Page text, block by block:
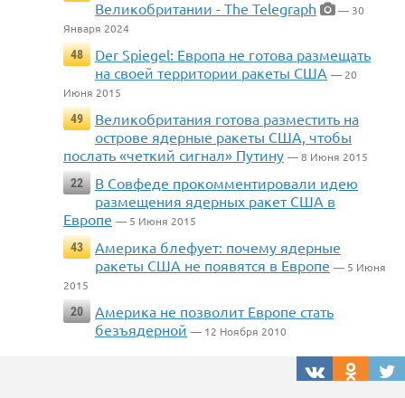
Великобритании - The Telegraph
— 30
Января 2024
48
Der Spiegel: Европа не готова размещать
на своей территории ракеты США — 20
Июня 2015
49
Великобритания готова разместить на
острове ядерные ракеты США, чтобы
послать «четкий сигнал» Путину — 8 Июня 2015
22
В Совфеде прокомментировали идею
размещения ядерных ракет США в
Европе — 5 Июня 2015
43
Америка блефует: почему ядерные
ракеты США не появятся в Европе — 5 Июня
2015
20
Америка не позволит Европе стать
безъядерной — 12 Ноября 2010